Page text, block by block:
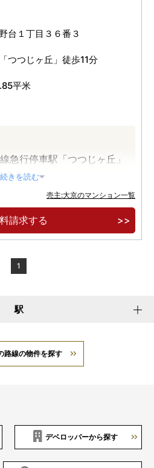
台１丁目３６番３
つつじヶ丘」徒歩11分
平米
急行停車駅「つつじヶ丘」
７分。
然と歴史ある風景を身近に享
ーなど多彩な店舗が入る複
きを読む
売主:大京のマンション一覧
請求する
1
駅
路線の物件を探す
デベロッパーから探す